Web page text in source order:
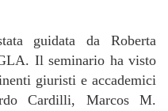
guidata da Roberta
Il seminario ha visto
giuristi e accademici
Cardilli, Marcos M.